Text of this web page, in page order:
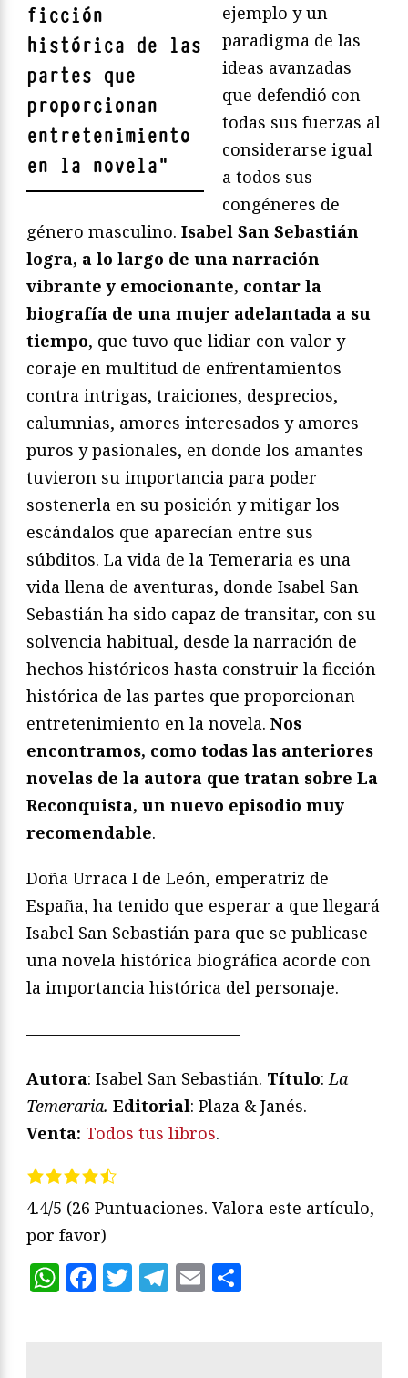
ficción
histórica de las
partes que
proporcionan
entretenimiento
en la novela"
ejemplo y un
paradigma de las
ideas avanzadas
que defendió con
todas sus fuerzas al
considerarse igual
a todos sus
congéneres de
género masculino. Isabel San Sebastián
logra, a lo largo de una narración
vibrante y emocionante, contar la
biografía de una mujer adelantada a su
tiempo, que tuvo que lidiar con valor y
coraje en multitud de enfrentamientos
contra intrigas, traiciones, desprecios,
calumnias, amores interesados y amores
puros y pasionales, en donde los amantes
tuvieron su importancia para poder
sostenerla en su posición y mitigar los
escándalos que aparecían entre sus
súbditos. La vida de la Temeraria es una
vida llena de aventuras, donde Isabel San
Sebastián ha sido capaz de transitar, con su
solvencia habitual, desde la narración de
hechos históricos hasta construir la ficción
histórica de las partes que proporcionan
entretenimiento en la novela. Nos
encontramos, como todas las anteriores
novelas de la autora que tratan sobre La
Reconquista, un nuevo episodio muy
recomendable.
Doña Urraca I de León, emperatriz de
España, ha tenido que esperar a que llegará
Isabel San Sebastián para que se publicase
una novela histórica biográfica acorde con
la importancia histórica del personaje.
—————————————
Autora: Isabel San Sebastián. Título: La
Temeraria. Editorial: Plaza & Janés.
Venta: Todos tus libros.
4.4/5 (26 Puntuaciones. Valora este artículo,
por favor)
WhatsApp
Facebook
Twitter
Telegram
Email